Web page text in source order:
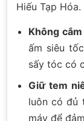
Hiếu Tạp Hóa.
Không
ấm siêu
sấy tóc có
Giữ tem
luôn có đủ
máy để